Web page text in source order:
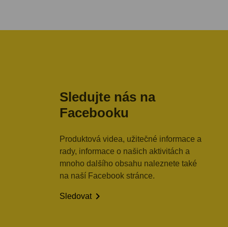
Sledujte nás na
Facebooku
Produktová videa, užitečné informace a
rady, informace o našich aktivitách a
mnoho dalšího obsahu naleznete také
na naší Facebook stránce.
Sledovat